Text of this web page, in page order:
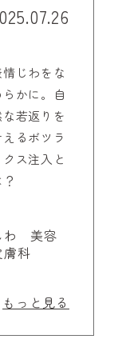
じわをな
らかに。自
若返りを
えるボツラ
クス注入と
わ 美容
膚科
もっと見る